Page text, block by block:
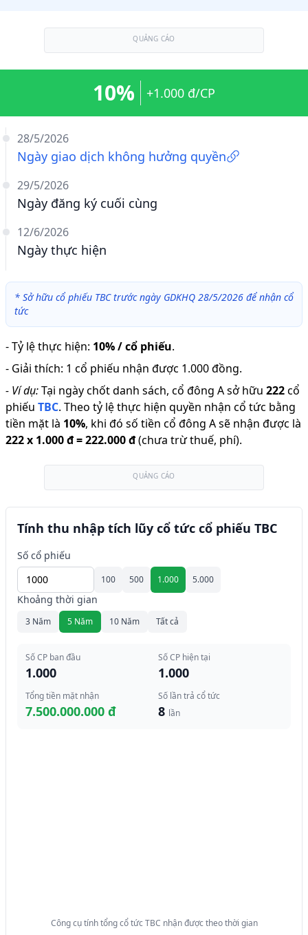
QUẢNG CÁO
28/5/2026
Ngày giao dịch không hưởng quyền
29/5/2026
Ngày đăng ký cuối cùng
12/6/2026
Ngày thực hiện
10% +1.000 đ/CP
* Sở hữu cổ phiếu TBC trước ngày GDKHQ 28/5/2026 để nhận cổ
tức
-Tỷ lệ thực hiện: 10% / cổ phiếu.
- Giải thích: 1 cổ phiếu nhận được 1.000 đồng.
- Ví dụ:Tại ngày chốt danh sách, cổ đông A sở hữu 222cổ
phiếu TBC. Theo tỷ lệ thực hiện quyền nhận cổ tức bằng
tiền mặt là 10%, khi đó số tiền cổ đông A sẽ nhận được là
222x 1.000 đ=222.000 đ(chưa trừ thuế, phí).
QUẢNG CÁO
Tính thu nhập tích lũy cổ tức cổ phiếu TBC
Số cổ phiếu
100 500 1.000 5.000
Khoảng thời gian
3 Năm 5 Năm 10 Năm Tất cả
Số CP ban đầu
1.000
Số CP hiện tại
1.000
Tổng tiền mặt nhận
7.500.000.000 đ
Số lần trả cổ tức
8 lần
Công cụ tính tổng cổ tức TBC nhận được theo thời gian